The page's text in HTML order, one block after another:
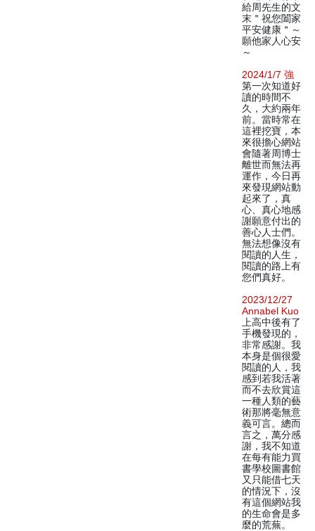
給周先生的文
末＂祝您闔家
平安健康＂～
願他家人心安
～
2024/1/7 強
第一次知道好
讀的時間不
久，大約兩年
前。當時常在
這裡挖寶，本
來很擔心網站
會隨著周博士
離世而無法再
運作，今日再
來發現網站動
起來了，真
心、真心地感
謝願意付出的
善心人士們。
無法想像沒有
閱讀的人生，
閱讀的路上有
您們真好。
2023/12/27
Annabel Kuo
上高中後有了
手機發現的，
非常感謝。我
本身是個很愛
閱讀的人，我
感到若我活著
而不去欣賞這
一種人類的藝
術那將毫無意
義可言。總而
言之，萬分感
謝，我不知道
在每有能力買
書學校圖書館
又只能借七天
的情況下，沒
有這個網站我
的生命會是多
麼的荒蕪。